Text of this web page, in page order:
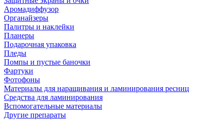
Аромадиффузор
Органайзеры
Палитры и наклейки
Планеры
Подарочная упаковка
Пледы
Помпы и пустые баночки
Фартуки
Фотофоны
Материалы для наращивания и ламинирования ресниц
Средства для ламинирования
Вспомогательные материалы
Другие препараты